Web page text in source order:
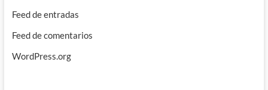
Feed de entradas
Feed de comentarios
WordPress.org